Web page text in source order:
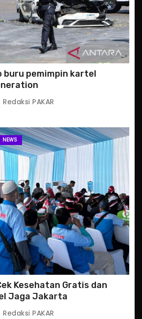
buru pemimpin kartel
Redaksi PAKAR
NEWS
Kesehatan Gratis dan
Jaga Jakarta
Redaksi PAKAR